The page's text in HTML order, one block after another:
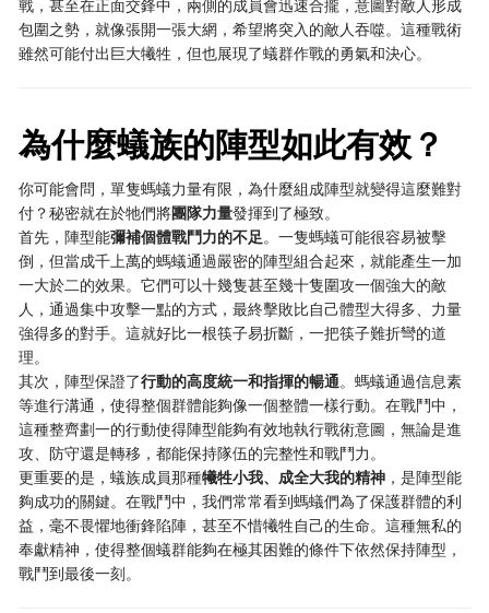
戰，甚至在正面交鋒中，兩側的成員會迅速合攏，意圖對敵人形成
包圍之勢，就像張開一張大網，希望將突入的敵人吞噬。這種戰術
雖然可能付出巨大犧牲，但也展現了蟻群作戰的勇氣和決心。
為什麼蟻族的陣型如此有效？
你可能會問，單隻螞蟻力量有限，為什麼組成陣型就變得這麼難對
付？秘密就在於牠們將團隊力量發揮到了極致。
首先，陣型能彌補個體戰鬥力的不足。一隻螞蟻可能很容易被擊
倒，但當成千上萬的螞蟻通過嚴密的陣型組合起來，就能產生一加
一大於二的效果。它們可以十幾隻甚至幾十隻圍攻一個強大的敵
人，通過集中攻擊一點的方式，最終擊敗比自己體型大得多、力量
強得多的對手。這就好比一根筷子易折斷，一把筷子難折彎的道
理。
其次，陣型保證了行動的高度統一和指揮的暢通。螞蟻通過信息素
等進行溝通，使得整個群體能夠像一個整體一樣行動。在戰鬥中，
這種整齊劃一的行動使得陣型能夠有效地執行戰術意圖，無論是進
攻、防守還是轉移，都能保持隊伍的完整性和戰鬥力。
更重要的是，蟻族成員那種犧牲小我、成全大我的精神 ，是陣型能
夠成功的關鍵。在戰鬥中，我們常常看到螞蟻們為了保護群體的利
益，毫不畏懼地衝鋒陷陣，甚至不惜犧牲自己的生命。這種無私的
奉獻精神，使得整個蟻群能夠在極其困難的條件下依然保持陣型，
戰鬥到最後一刻。